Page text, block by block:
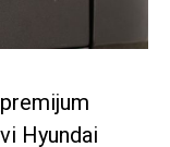
Hyundai